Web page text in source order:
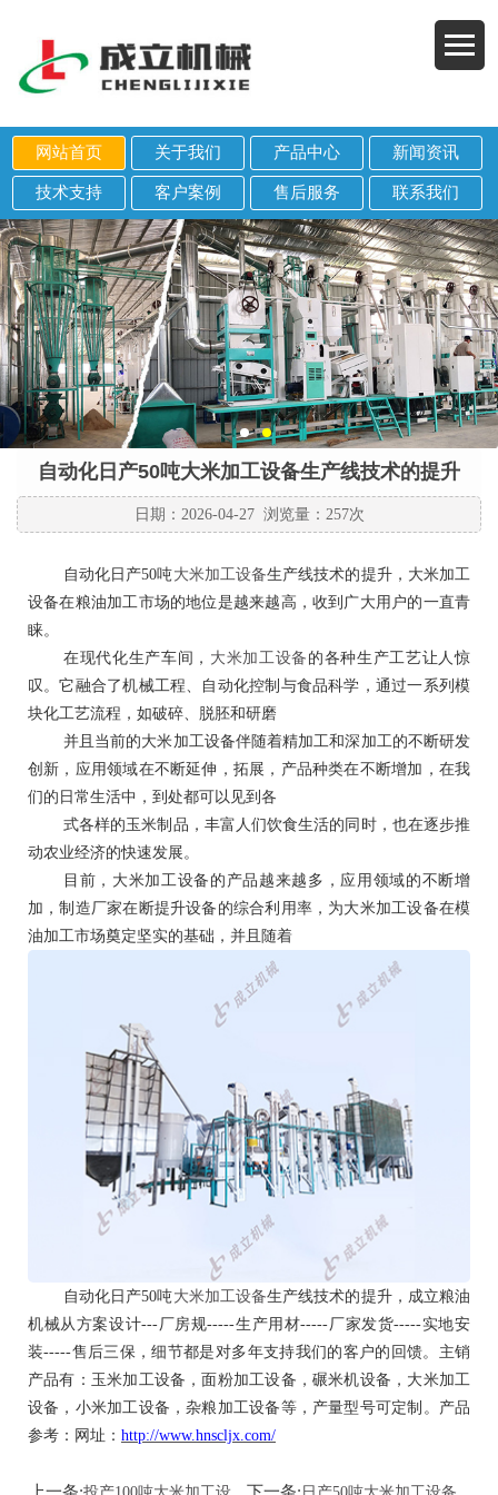
网站首页 关于我们 产品中心 新闻资讯
技术支持 客户案例 售后服务 联系我们
1 2
自动化日产50吨大米加工设备生产线技术的提升
日期：2026-04-27 浏览量：257次
自动化日产50吨大米加工设备生产线技术的提升，大米加工
设备在粮油加工市场的地位是越来越高，收到广大用户的一直青
睐。
在现代化生产车间， 大米加工设备 的各种生产工艺让人惊
叹。它融合了机械工程、自动化控制与食品科学，通过一系列模
块化工艺流程，如破碎、脱胚和研磨
并且当前的大米加工设备伴随着精加工和深加工的不断研发
创新，应用领域在不断延伸，拓展，产品种类在不断增加，在我
们的日常生活中，到处都可以见到各
式各样的玉米制品，丰富人们饮食生活的同时，也在逐步推
动农业经济的快速发展。
目前，大米加工设备的产品越来越多，应用领域的不断增
加，制造厂家在断提升设备的综合利用率，为大米加工设备在模
油加工市场奠定坚实的基础，并且随着
自动化日产50吨大米加工设备生产线技术的提升，成立粮油
机械从方案设计---厂房规-----生产用材-----厂家发货-----实地安
装-----售后三保，细节都是对多年支持我们的客户的回馈。主销
产品有：玉米加工设备，面粉加工设备，碾米机设备，大米加工
设备，小米加工设备，杂粮加工设备等，产量型号可定制。产品
参考： 网址： http://www.hnscljx.com/